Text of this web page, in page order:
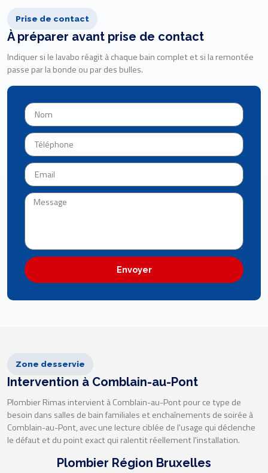
Prise de contact
À préparer avant prise de contact
Indiquer si le lavabo réagit à chaque bain complet et si la remontée
passe par la bonde ou par des bulles.
Envoyer
Zone desservie
Intervention à Comblain-au-Pont
Plombier Rimas intervient à Comblain-au-Pont pour ce type de
besoin dans salles de bain familiales et enchaînements de soirée à
Comblain-au-Pont, avec une lecture ciblée de l'usage qui déclenche
le défaut et du point exact qui ralentit réellement l'installation.
Plombier Région Bruxelles